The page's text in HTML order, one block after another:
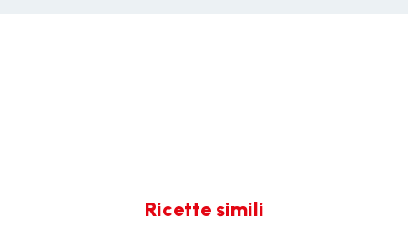
Ricette simili